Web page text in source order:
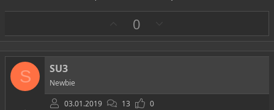
а
0
р
о
в
S SU3
Newbie
03.01.2019
13
0